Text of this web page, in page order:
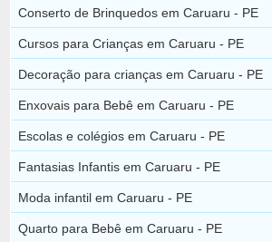
Conserto de Brinquedos em Caruaru - PE
Cursos para Crianças em Caruaru - PE
Decoração para crianças em Caruaru - PE
Enxovais para Bebê em Caruaru - PE
Escolas e colégios em Caruaru - PE
Fantasias Infantis em Caruaru - PE
Moda infantil em Caruaru - PE
Quarto para Bebê em Caruaru - PE